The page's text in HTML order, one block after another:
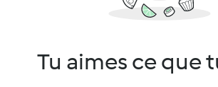
Tu aimes ce que